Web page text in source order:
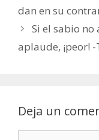
dan en su
Si el sabio no
aplaude, ¡peor!
Deja un